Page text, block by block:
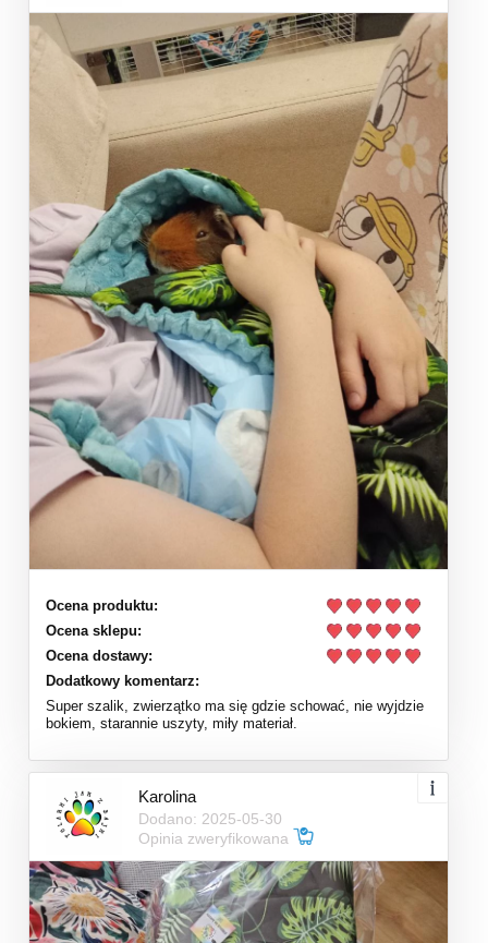
Ocena produktu:
Ocena sklepu:
Ocena dostawy:
Dodatkowy komentarz:
Super szalik, zwierzątko ma się gdzie schować, nie wyjdzie
bokiem, starannie uszyty, miły materiał.
Karolina
Dodano: 2025-05-30
Opinia zweryfikowana